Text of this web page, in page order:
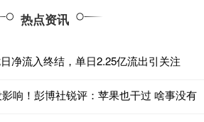
热点资讯
净流入终结，单日2.25亿流出引关注
响！彭博社锐评：苹果也干过 啥事没有